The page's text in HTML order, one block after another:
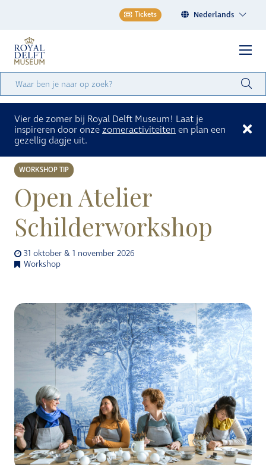
Tickets Nederlands
Vier de zomer bij Royal Delft Museum! Laat je
inspireren door onze zomeractiviteiten en plan een
gezellig dagje uit.
WORKSHOP TIP
Open Atelier
Schilderworkshop
31 oktober & 1 november 2026
Workshop